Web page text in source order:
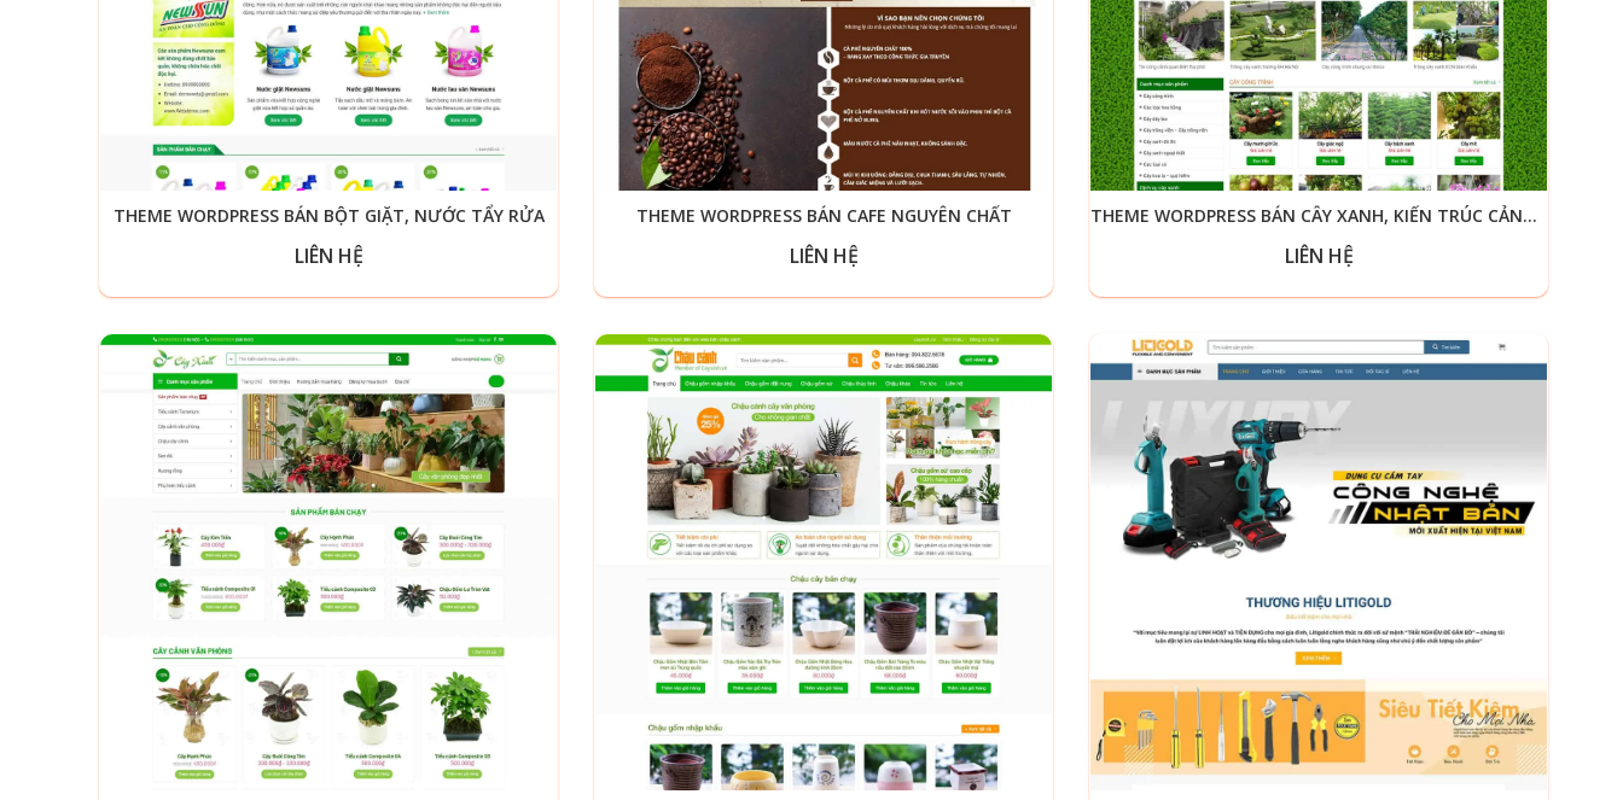
THEME WORDPRESS BÁN BỘT GIẶT, NƯỚC TẨY RỬA
LIÊN HỆ
THEME WORDPRESS BÁN CAFE NGUYÊN CHẤT
LIÊN HỆ
THEME WORDPRESS BÁN CÂY XANH, KIẾN TRÚC CẢNH QUAN
LIÊN HỆ